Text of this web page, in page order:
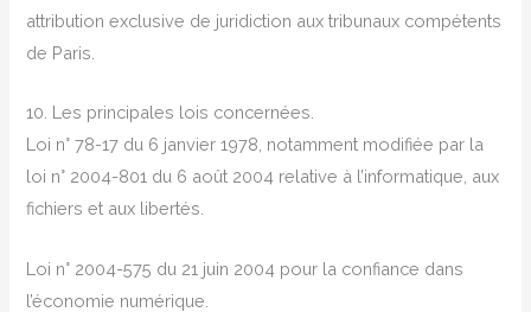
attribution exclusive de juridiction aux tribunaux compétents
de Paris.
10. Les principales lois concernées.
Loi n° 78-17 du 6 janvier 1978, notamment modifiée par la
loi n° 2004-801 du 6 août 2004 relative à l’informatique, aux
fichiers et aux libertés.
Loi n° 2004-575 du 21 juin 2004 pour la confiance dans
l’économie numérique.